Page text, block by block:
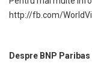
http://fb.com/
Despre BNP